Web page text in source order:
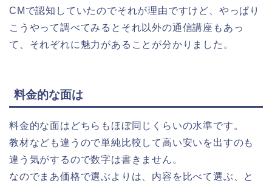
CMで認知していたのでそれが理由ですけど、やっぱり
こうやって調べてみるとそれ以外の通信講座もあっ
て、それぞれに魅力があることが分かりました。
料金的な面は
料金的な面はどちらもほぼ同じくらいの水準です。
教材なども違うので単純比較して高い安いを出すのも
違う気がするので数字は書きません。
なのでまあ価格で選ぶよりは、内容を比べて選ぶ、と